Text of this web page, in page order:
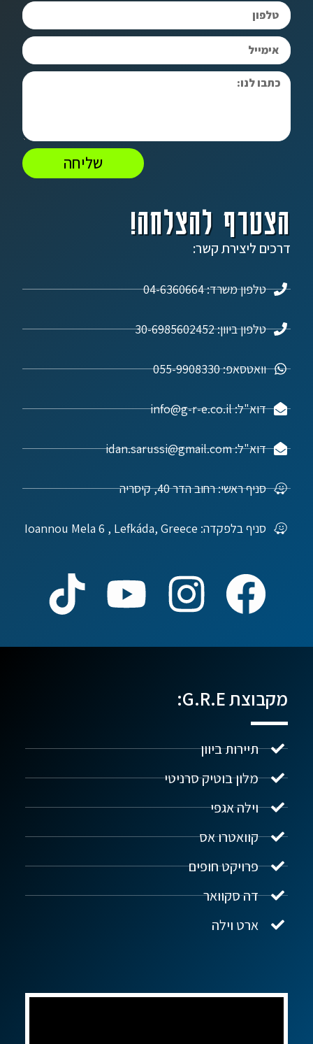
הצטרף להצלחה!
דרכים ליצירת קשר:
טלפון משרד: 04-6360664
טלפון ביוון: 30-6985602452
וואטסאפ: 055-9908330
דוא"ל: info@g-r-e.co.il
דוא"ל: idan.sarussi@gmail.com
סניף ראשי: רחוב הדר 40, קיסריה
סניף בלפקדה: Ioannou Mela 6 , Lefkáda, Greece
שליחה
מקבוצת G.R.E:
תיירות ביוון
מלון בוטיק סרניטי
וילה אגפי
קוואטרו אס
פרויקט חופים
דה סקוואר
ארט וילה
נדל"ן ביוון G.R.E
שלום! איך אפשר לעזור?